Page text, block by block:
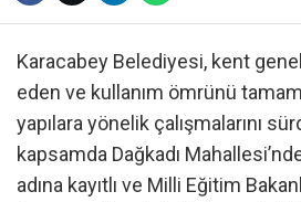
Karacabey Belediyesi, kent
eden ve kullanım ömrünü
yapılara yönelik çalışmalarını
kapsamda Dağkadı
adına kayıtlı ve Milli Eğitim